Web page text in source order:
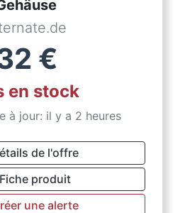
€
en stock
à jour: il y a 2 heures
de l'offre
Fiche produit
une alerte